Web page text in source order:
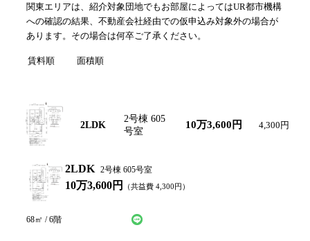
関東エリアは、紹介対象団地でもお部屋によってはUR都市機構
への確認の結果、不動産会社経由での仮申込み対象外の場合が
あります。その場合は何卒ご了承ください。
賃料順 面積順
2LDK
2号棟 605
号室
10万3,600円 4,300円
2LDK 2号棟 605号室
10万3,600円 （共益費 4,300 円）
68㎡ /6階